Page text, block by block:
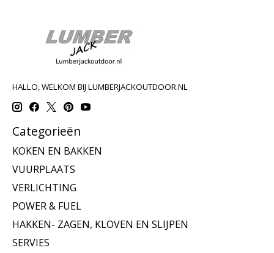
HALLO, WELKOM BIJ LUMBERJACKOUTDOOR.NL
Categorieën
KOKEN EN BAKKEN
VUURPLAATS
VERLICHTING
POWER & FUEL
HAKKEN- ZAGEN, KLOVEN EN SLIJPEN
SERVIES